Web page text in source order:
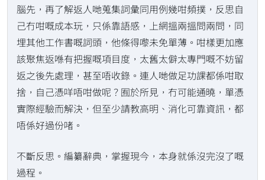
腦先，再了解返人哋蒐集詞彙同用例幾咁頻撲，反思自
己冇咁嘅成本玩，只係靠語感，上網搵兩搵問兩問，同
埋其他工作書嘅詞頭，他條得嚟未免單薄。咁樣更加應
該聚焦返喺有把握嘅項目度，太舊太僻太專門嘅不妨留
返之後先處理，甚至唔收錄。連人哋做足功課都係咁取
捨，自己憑咩唔咁做呢？囿於所見，冇可能通曉，單憑
實際經驗而解決，但至少請教高明、消化可靠資訊，都
唔係好過份啫。
不斷反思。編纂辭典，掌握現今，本身就係沒完沒了嘅
過程。